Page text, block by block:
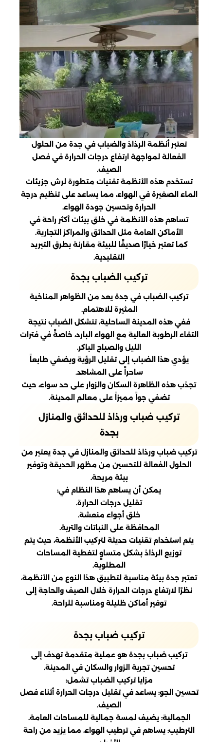
تعتبر أنظمة الرذاذ والضباب في جدة من الحلول
الفعالة لمواجهة ارتفاع درجات الحرارة في فصل
الصيف.
تستخدم هذه الأنظمة تقنيات متطورة لرش جزيئات
الماء الصغيرة في الهواء، مما يساعد على تنظيم درجة
الحرارة وتحسين جودة الهواء.
تساهم هذه الأنظمة في خلق بيئات أكثر راحة في
الأماكن العامة مثل الحدائق والمراكز التجارية.
كما تعتبر خيارًا صديقًا للبيئة مقارنة بطرق التبريد
التقليدية.
تركيب الضباب بجدة
تركيب الضباب في جدة يعد من الظواهر المناخية
المثيرة للاهتمام.
ففي هذه المدينة الساحلية، تتشكل الضباب نتيجة
التقاء الرطوبة العالية مع الهواء البارد، خاصةً في فترات
الليل والصباح الباكر.
يؤدي هذا الضباب إلى تقليل الرؤية ويضفي طابعاً
ساحراً على المشاهد.
تجذب هذه الظاهرة السكان والزوار على حد سواء، حيث
تضفي جواً مميزاً على معالم المدينة.
تركيب ضباب ورذاذ للحدائق والمنازل
بجدة
تركيب ضباب ورذاذ للحدائق والمنازل في جدة يعتبر من
الحلول الفعالة للتحسين من مظهر الحديقة وتوفير
بيئة مريحة.
يمكن أن يساهم هذا النظام في:
تقليل درجات الحرارة.
خلق أجواء منعشة.
المحافظة على النباتات والتربة.
يتم استخدام تقنيات حديثة لتركيب الأنظمة، حيث يتم
توزيع الرذاذ بشكل متساوٍ لتغطية المساحات
المطلوبة.
تعتبر جدة بيئة مناسبة لتطبيق هذا النوع من الأنظمة،
نظرًا لارتفاع درجات الحرارة خلال الصيف والحاجة إلى
توفير أماكن ظليلة ومناسبة للراحة.
تركيب ضباب بجدة
تركيب ضباب بجدة هو عملية متقدمة تهدف إلى
تحسين تجربة الزوار والسكان في المدينة.
مزايا تركيب الضباب تشمل:
تحسين الجو: يساعد في تقليل درجات الحرارة أثناء فصل
الصيف.
الجمالية: يضيف لمسة جمالية للمساحات العامة.
الترطيب: يساهم في ترطيب الهواء، مما يزيد من راحة